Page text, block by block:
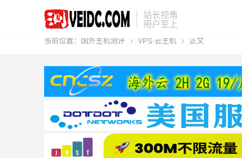
站长视角
用户至上
当前位置： 国外主机测评  VPS·云主机  正文